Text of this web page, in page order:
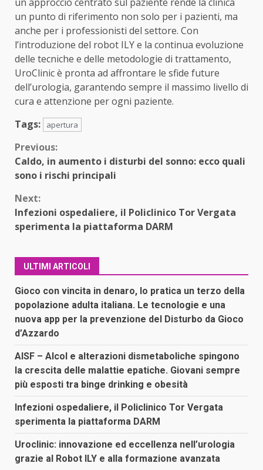
un punto di riferimento non solo per i pazienti, ma
anche per i professionisti del settore. Con
l’introduzione del robot ILY e la continua evoluzione
delle tecniche e delle metodologie di trattamento,
UroClinic è pronta ad affrontare le sfide future
dell’urologia, garantendo sempre il massimo livello di
cura e attenzione per ogni paziente.
Tags:
apertura
Continue
Reading
Previous:
Caldo, in aumento i disturbi del sonno: ecco quali
sono i rischi principali
Next:
Infezioni ospedaliere, il Policlinico Tor Vergata
sperimenta la piattaforma DARM
ULTIMI ARTICOLI
Gioco con vincita in denaro, lo pratica un terzo della
popolazione adulta italiana. Le tecnologie e una
nuova app per la prevenzione del Disturbo da Gioco
d’Azzardo
AISF – Alcol e alterazioni dismetaboliche spingono
la crescita delle malattie epatiche. Giovani sempre
più esposti tra binge drinking e obesità
Infezioni ospedaliere, il Policlinico Tor Vergata
sperimenta la piattaforma DARM
Uroclinic: innovazione ed eccellenza nell’urologia
grazie al Robot ILY e alla formazione avanzata